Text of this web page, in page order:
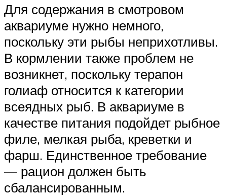
Для содержания в смотровом
аквариуме нужно немного,
поскольку эти рыбы неприхотливы.
В кормлении также проблем не
возникнет, поскольку терапон
голиаф относится к категории
всеядных рыб. В аквариуме в
качестве питания подойдет рыбное
филе, мелкая рыба, креветки и
фарш. Единственное требование
— рацион должен быть
сбалансированным.